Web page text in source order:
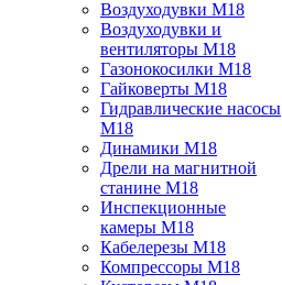
Воздуходувки M18
Воздуходувки и
вентиляторы M18
Газонокосилки M18
Гайковерты M18
Гидравлические насосы
M18
Динамики M18
Дрели на магнитной
станине M18
Инспекционные
камеры M18
Кабелерезы M18
Компрессоры M18